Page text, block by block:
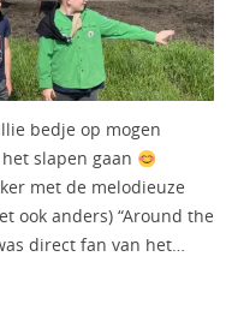
bedje op mogen
slapen gaan
met de melodieuze
ook anders) “Around the
direct fan van het…